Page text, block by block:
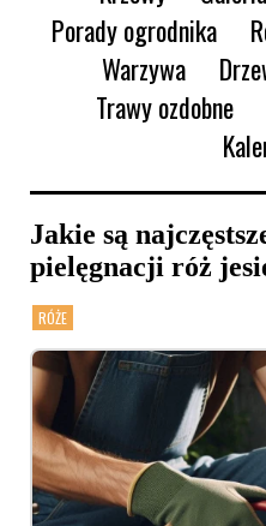
Porady ogrodnika
Warzywa
Trawy ozdobne
Jakie są
pielęgnacji róż
RÓŻE